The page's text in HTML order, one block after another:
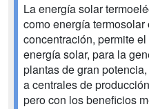
La energía solar
como energía
concentración, permite
energía solar, para la
plantas de gran
a centrales de
pero con los beneficios